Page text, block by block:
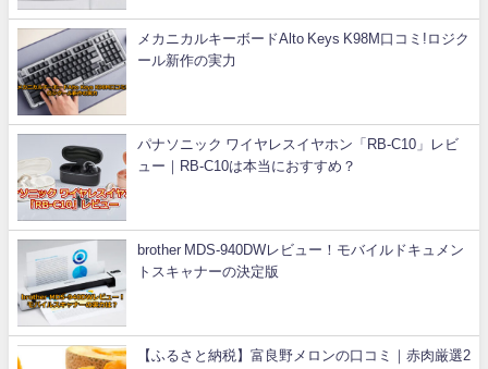
メカニカルキーボードAlto Keys K98M口コミ!ロジク
ール新作の実力
パナソニック ワイヤレスイヤホン「RB-C10」レビ
ュー｜RB-C10は本当におすすめ？
brother MDS-940DWレビュー！モバイルドキュメン
トスキャナーの決定版
【ふるさと納税】富良野メロンの口コミ｜赤肉厳選2